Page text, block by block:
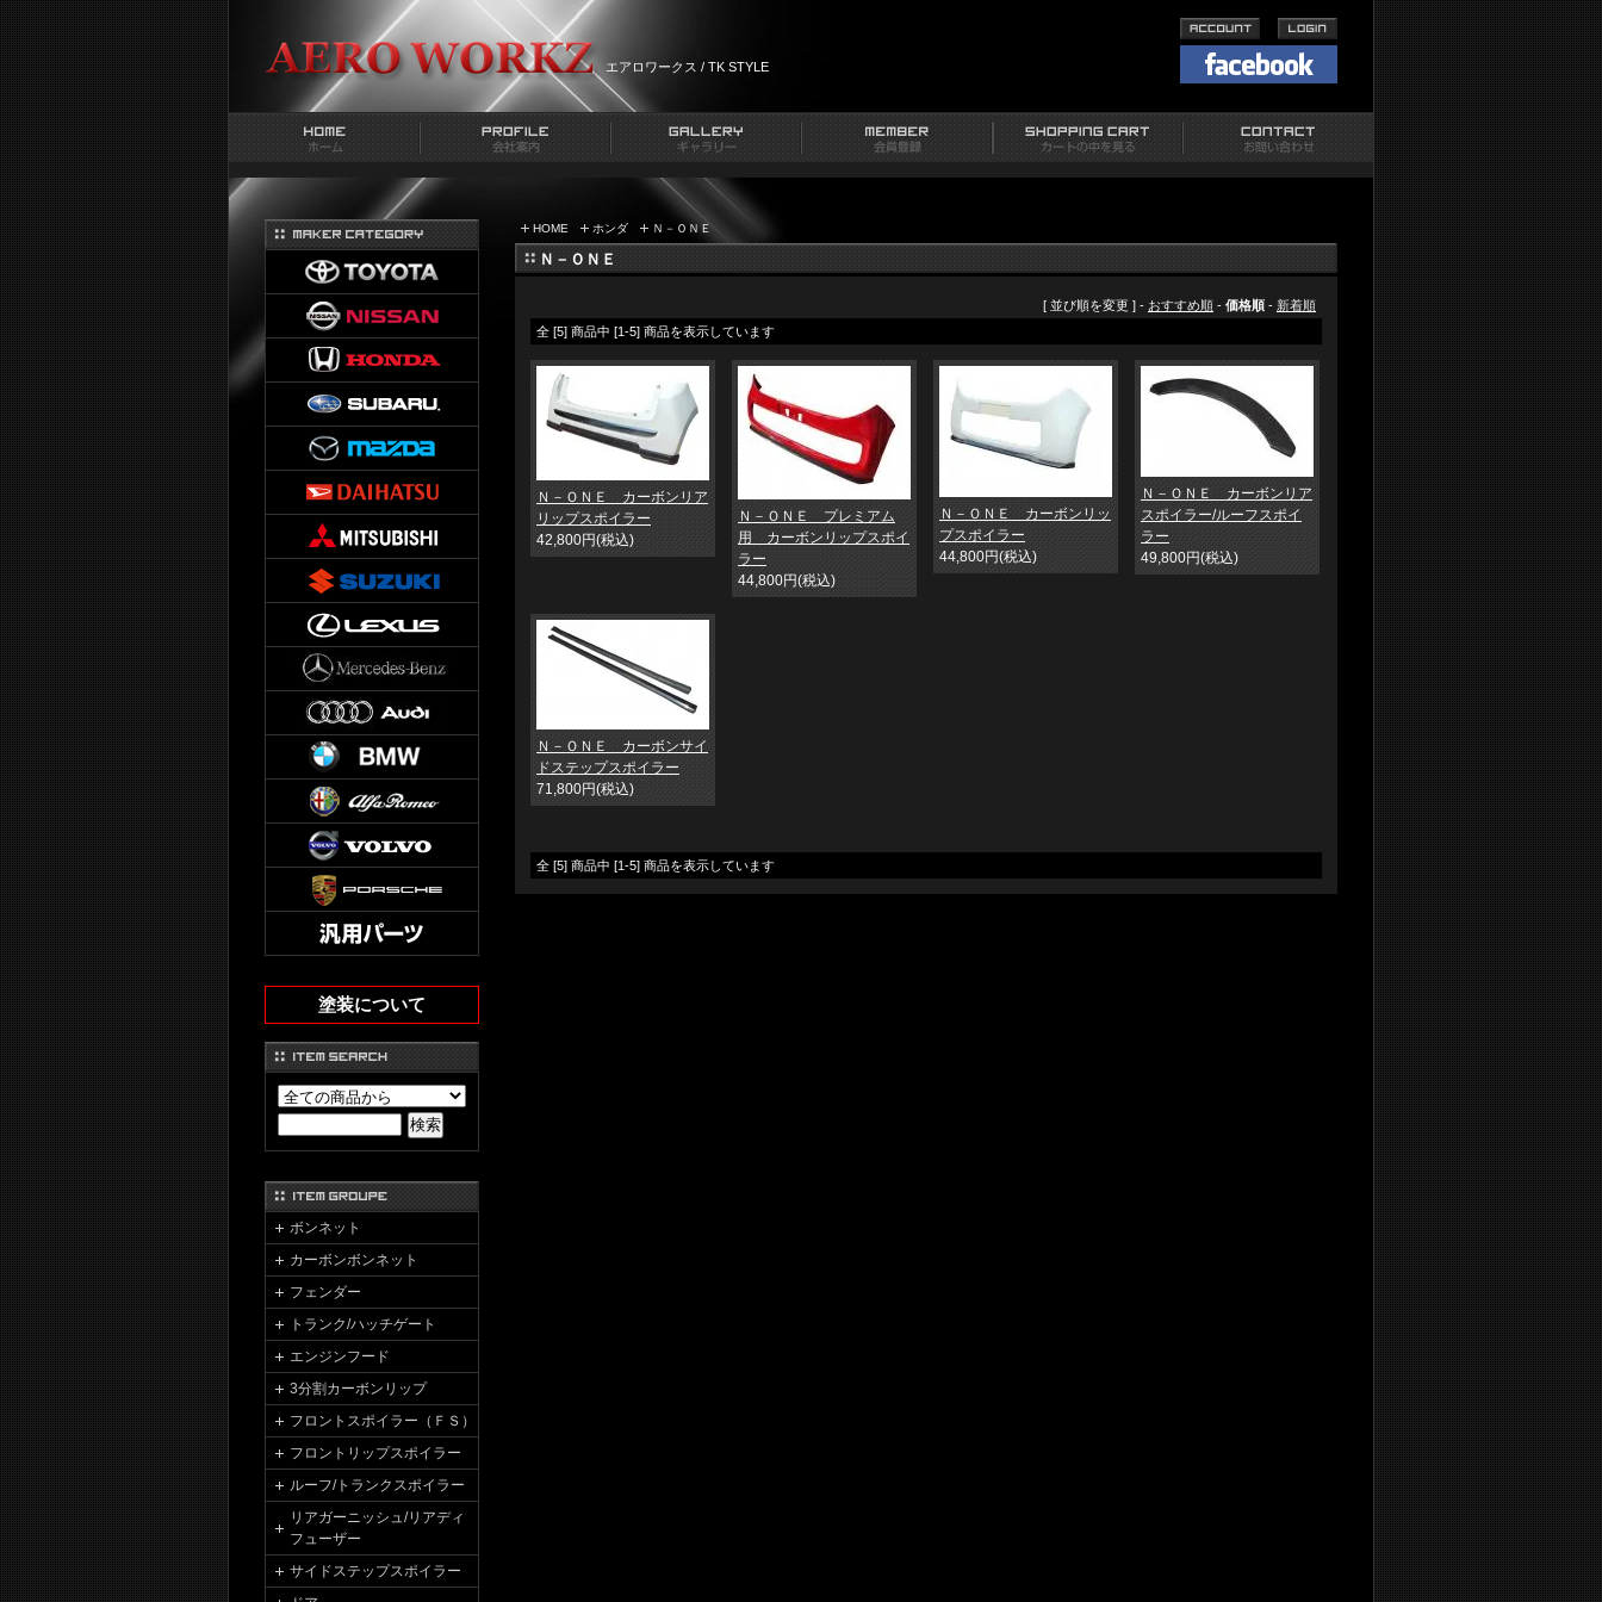
エアロワークス / TK STYLE
HOME ホンダ Ｎ－ＯＮＥ
Ｎ－ＯＮＥ
[ 並び順を変更 ] - おすすめ順 - 価格順 - 新着順
全 [5] 商品中 [1-5] 商品を表示しています
Ｎ－ＯＮＥ カーボンリア
リップスポイラー
42,800円(税込)
Ｎ－ＯＮＥ プレミアム
用 カーボンリップスポイ
ラー
44,800円(税込)
Ｎ－ＯＮＥ カーボンリッ
プスポイラー
44,800円(税込)
Ｎ－ＯＮＥ カーボンリア
スポイラー/ルーフスポイ
ラー
49,800円(税込)
Ｎ－ＯＮＥ カーボンサイ
ドステップスポイラー
71,800円(税込)
全 [5] 商品中 [1-5] 商品を表示しています
塗装について
ボンネット
カーボンボンネット
フェンダー
トランク/ハッチゲート
エンジンフード
3分割カーボンリップ
フロントスポイラー（ＦＳ）
フロントリップスポイラー
ルーフ/トランクスポイラー
リアガーニッシュ/リアディ
フューザー
サイドステップスポイラー